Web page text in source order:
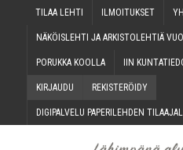
TILAA LEH­TI ILMOI­TUK­SET
NÄKÖIS­LEH­TI JA ARKIS­TO­LEH­TIÄ
PORUK­KA KOOLLA IIN
KIR­JAU­DU REKIS­TE­RÖI­DY
DIGI­PAL­VE­LU PAPE­RI­LEH­DEN